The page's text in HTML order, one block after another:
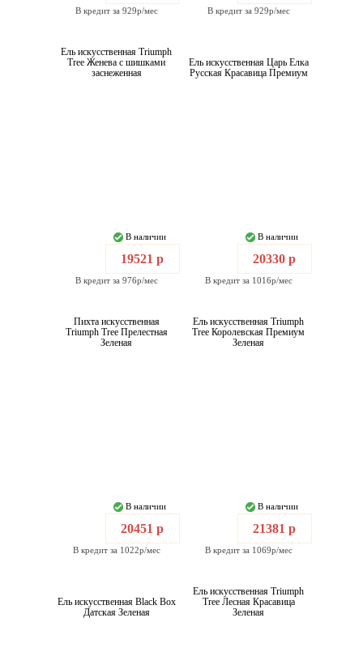
В кредит за 929р/мес В кредит за 929р/мес
Ель искусственная Triumph
Tree Женева с шишками
заснеженная
В наличии
19521 р
В кредит за 976р/мес
Ель искусственная Царь Елка
Русская Красавица Премиум
В наличии
20330 р
В кредит за 1016р/мес
Пихта искусственная
Triumph Tree Прелестная
Зеленая
В наличии
20451 р
В кредит за 1022р/мес
Ель искусственная Triumph
Tree Королевская Премиум
Зеленая
В наличии
21381 р
В кредит за 1069р/мес
Ель искусственная Black Box
Датская Зеленая
Ель искусственная Triumph
Tree Лесная Красавица
Зеленая